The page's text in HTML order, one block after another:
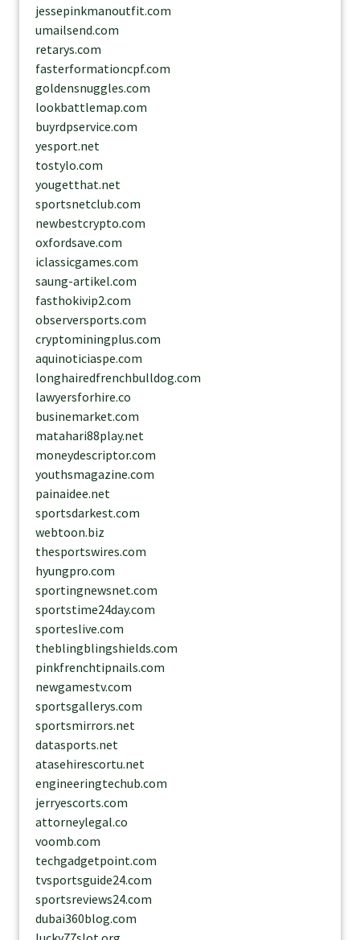
jessepinkmanoutfit.com
umailsend.com
retarys.com
fasterformationcpf.com
goldensnuggles.com
lookbattlemap.com
buyrdpservice.com
yesport.net
tostylo.com
yougetthat.net
sportsnetclub.com
newbestcrypto.com
oxfordsave.com
iclassicgames.com
saung-artikel.com
fasthokivip2.com
observersports.com
cryptominingplus.com
aquinoticiaspe.com
longhairedfrenchbulldog.com
lawyersforhire.co
businemarket.com
matahari88play.net
moneydescriptor.com
youthsmagazine.com
painaidee.net
sportsdarkest.com
webtoon.biz
thesportswires.com
hyungpro.com
sportingnewsnet.com
sportstime24day.com
sporteslive.com
theblingblingshields.com
pinkfrenchtipnails.com
newgamestv.com
sportsgallerys.com
sportsmirrors.net
datasports.net
atasehirescortu.net
engineeringtechub.com
jerryescorts.com
attorneylegal.co
voomb.com
techgadgetpoint.com
tvsportsguide24.com
sportsreviews24.com
dubai360blog.com